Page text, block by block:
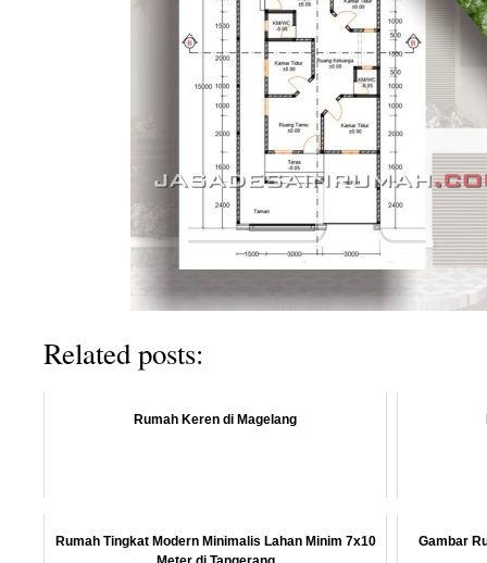
Related posts:
Rumah Keren di Magelang
Rumah Tingkat Modern Minimalis Lahan Minim 7x10
Gambar